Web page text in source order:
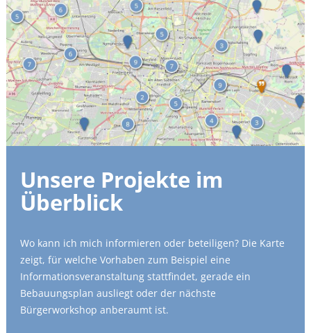
Unsere Projekte im
Überblick
Wo kann ich mich informieren oder beteiligen? Die Karte
zeigt, für welche Vorhaben zum Beispiel eine
Informationsveranstaltung stattfindet, gerade ein
Bebauungsplan ausliegt oder der nächste
Bürgerworkshop anberaumt ist.